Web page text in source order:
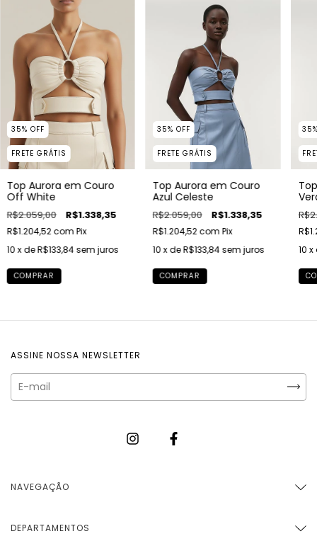
35% OFF
FRETE GRÁTIS
Top Aurora em Couro
Off White
R$2.059,00 R$1.338,35
R$1.204,52com Pix
10 x deR$133,84sem juros
COMPRAR
35% OFF
FRETE GRÁTIS
Top Aurora em Couro
Azul Celeste
R$2.059,00 R$1.338,35
R$1.204,52com Pix
10 x deR$133,84sem juros
COMPRAR
35
10 x
ASSINE NOSSA NEWSLETTER
NAVEGAÇÃO
DEPARTAMENTOS